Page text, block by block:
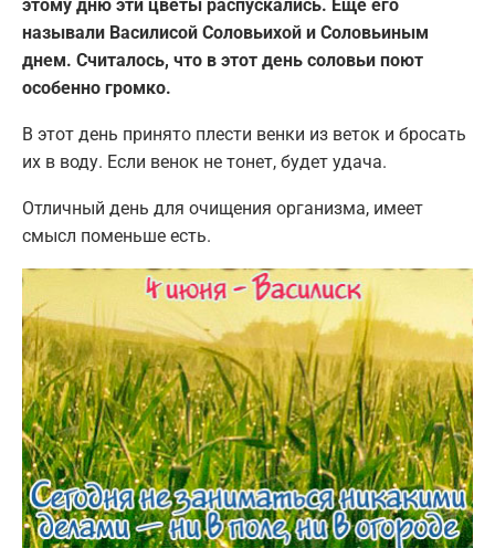
этому дню эти цветы распускались. Еще его
называли Василисой Соловьихой и Соловьиным
днем. Считалось, что в этот день соловьи поют
особенно громко.
В этот день принято плести венки из веток и бросать
их в воду. Если венок не тонет, будет удача.
Отличный день для очищения организма, имеет
смысл поменьше есть.